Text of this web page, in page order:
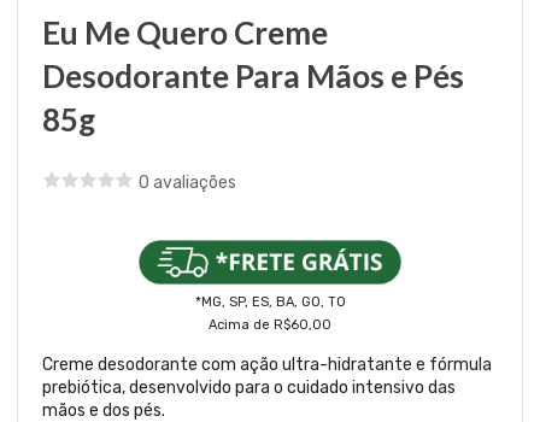
Eu Me Quero Creme
Desodorante Para Mãos e Pés
85g
0 avaliações
*MG, SP, ES, BA, GO, TO
Acima de R$60,00
Creme desodorante com ação ultra-hidratante e fórmula
prebiótica, desenvolvido para o cuidado intensivo das
mãos e dos pés.